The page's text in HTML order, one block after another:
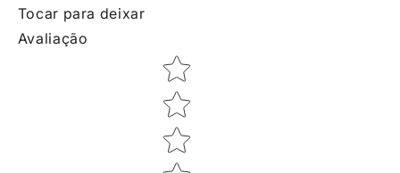
Tocar para deixar
Avaliação
Star rating